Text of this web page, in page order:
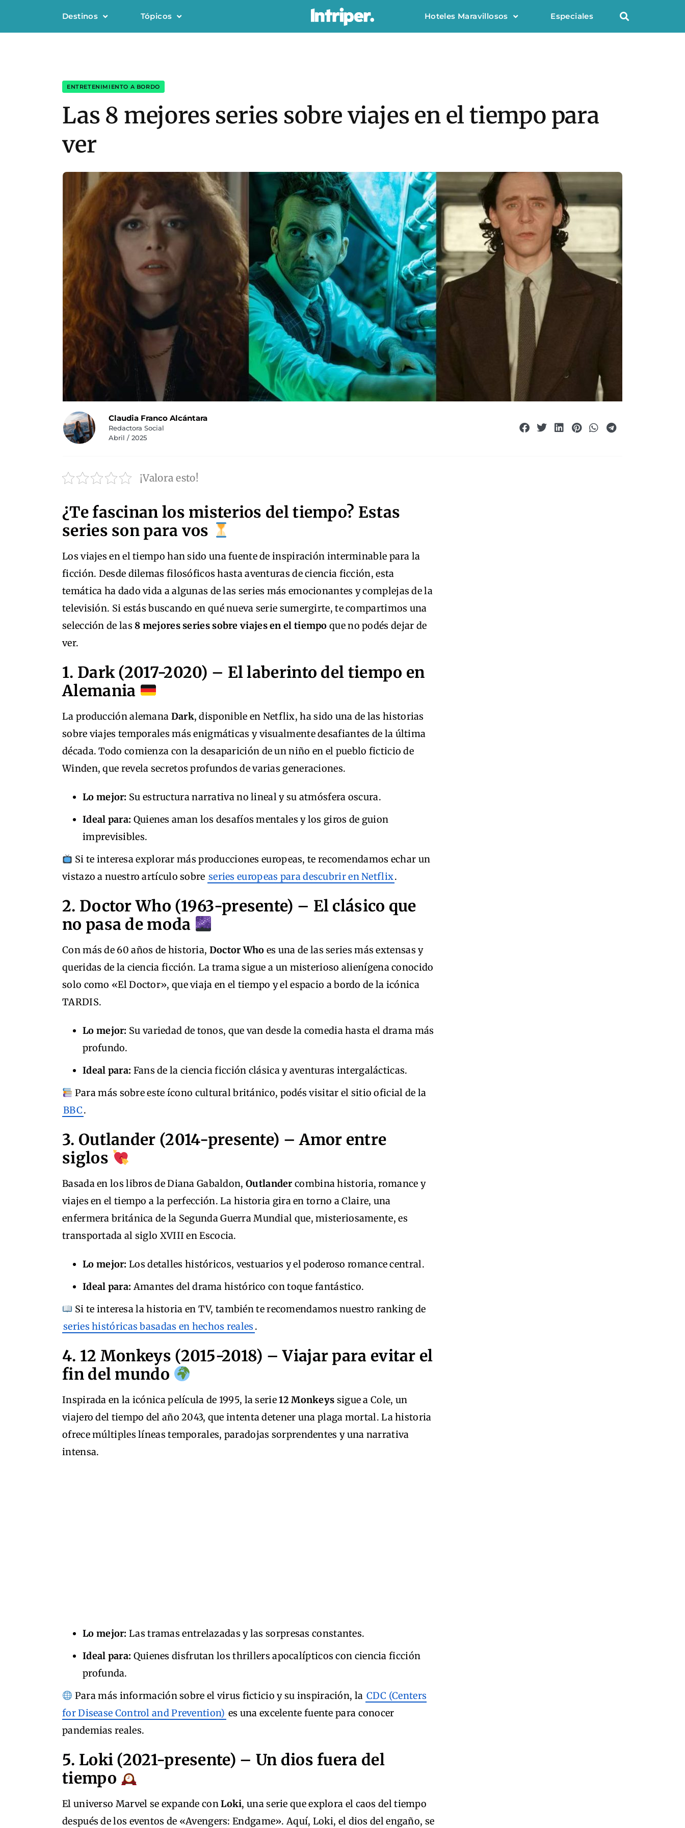
Destinos Tópicos Hoteles Maravillosos Especiales
ENTRETENIMIENTO A BORDO
Las 8 mejores series sobre viajes en el tiempo para
ver
Claudia Franco Alcántara
Redactora Social
Abril / 2025
¡Valora esto!
¿Te fascinan los misterios del tiempo? Estas
series son para vos
Los viajes en el tiempo han sido una fuente de inspiración interminable para la
ficción. Desde dilemas filosóficos hasta aventuras de ciencia ficción, esta
temática ha dado vida a algunas de las series más emocionantes y complejas de la
televisión. Si estás buscando en qué nueva serie sumergirte, te compartimos una
selección de las8 mejores series sobre viajes en el tiempo que no podés dejar de
ver.
1. Dark (2017-2020) – El laberinto del tiempo en
Alemania
La producción alemana Dark, disponible en Netflix, ha sido una de las historias
sobre viajes temporales más enigmáticas y visualmente desafiantes de la última
década. Todo comienza con la desaparición de un niño en el pueblo ficticio de
Winden, que revela secretos profundos de varias generaciones.
Lo mejor: Su estructura narrativa no lineal y su atmósfera oscura.
Ideal para: Quienes aman los desafíos mentales y los giros de guion
imprevisibles.
Si te interesa explorar más producciones europeas, te recomendamos echar un
vistazo a nuestro artículo sobre series europeas para descubrir en Netflix.
2. Doctor Who (1963-presente) – El clásico que
no pasa de moda
Con más de 60 años de historia, Doctor Who es una de las series más extensas y
queridas de la ciencia ficción. La trama sigue a un misterioso alienígena conocido
solo como «El Doctor», que viaja en el tiempo y el espacio a bordo de la icónica
TARDIS.
Lo mejor: Su variedad de tonos, que van desde la comedia hasta el drama más
profundo.
Ideal para: Fans de la ciencia ficción clásica y aventuras intergalácticas.
Para más sobre este ícono cultural británico, podés visitar el sitio oficial de la
BBC.
3. Outlander (2014-presente) – Amor entre
siglos
Basada en los libros de Diana Gabaldon, Outlander combina historia, romance y
viajes en el tiempo a la perfección. La historia gira en torno a Claire, una
enfermera británica de la Segunda Guerra Mundial que, misteriosamente, es
transportada al siglo XVIII en Escocia.
Lo mejor: Los detalles históricos, vestuarios y el poderoso romance central.
Ideal para: Amantes del drama histórico con toque fantástico.
Si te interesa la historia en TV, también te recomendamos nuestro ranking de
series históricas basadas en hechos reales .
4. 12 Monkeys (2015-2018) – Viajar para evitar el
fin del mundo
Inspirada en la icónica película de 1995, la serie12 Monkeys sigue a Cole, un
viajero del tiempo del año 2043, que intenta detener una plaga mortal. La historia
ofrece múltiples líneas temporales, paradojas sorprendentes y una narrativa
intensa.
Lo mejor: Las tramas entrelazadas y las sorpresas constantes.
Ideal para: Quienes disfrutan los thrillers apocalípticos con ciencia ficción
profunda.
Para más información sobre el virus ficticio y su inspiración, la CDC (Centers
for Disease Control and Prevention) es una excelente fuente para conocer
pandemias reales.
5. Loki (2021-presente) – Un dios fuera del
tiempo
El universo Marvel se expande conLoki, una serie que explora el caos del tiempo
después de los eventos de «Avengers: Endgame». Aquí, Loki, el dios del engaño, se